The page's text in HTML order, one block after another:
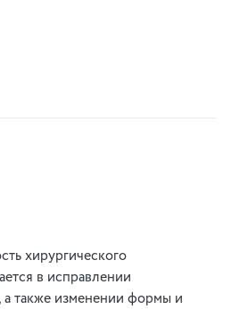
хирургического
в исправлении
также изменении формы и